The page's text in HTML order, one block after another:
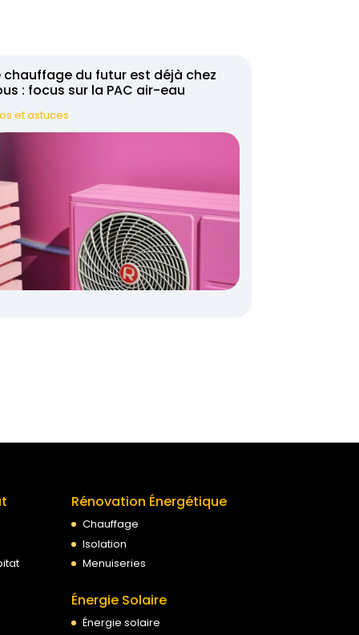
chauffage du futur est déjà chez
: focus sur la PAC air-eau
et astuces
Rénovation Énergétique
Chauffage
Isolation
Menuiseries
Énergie Solaire
Énergie solaire